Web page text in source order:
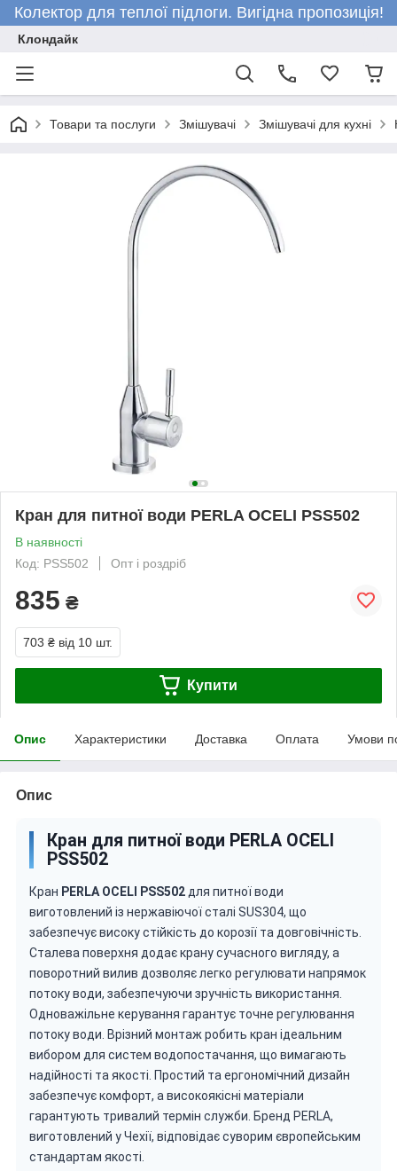
Колектор для теплої підлоги. Вигідна пропозиція!
Клондайк
Товари та послуги Змішувачі Змішувачі для кухні
Кран для питної води PERLA OCELI PSS502
В наявності
Код: PSS502
Опт і роздріб
835 ₴
703 ₴ від 10 шт.
Купити
Опис Характеристики Доставка Оплата Умови
Опис
Кран для питної води PERLA OCELI
PSS502
Кран PERLA OCELI PSS502для питної води
виготовлений із нержавіючої сталі SUS304, що
забезпечує високу стійкість до корозії та довговічність.
Сталева поверхня додає крану сучасного вигляду, а
поворотний вилив дозволяє легко регулювати напрямок
потоку води, забезпечуючи зручність використання.
Одноважільне керування гарантує точне регулювання
потоку води. Врізний монтаж робить кран ідеальним
вибором для систем водопостачання, що вимагають
надійності та якості. Простий та ергономічний дизайн
забезпечує комфорт, а високоякісні матеріали
гарантують тривалий термін служби. Бренд PERLA,
виготовлений у Чехії, відповідає суворим європейським
стандартам якості.